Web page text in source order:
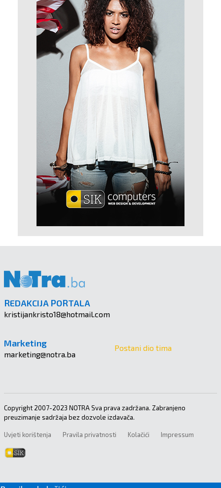
REDAKCIJA PORTALA
kristijankristo18@hotmail.com
Marketing
marketing@notra.ba
Postani dio tima
Copyright 2007-2023 NOTRA Sva prava zadržana. Zabranjeno
preuzimanje sadržaja bez dozvole izdavača.
Uvjeti korištenja Pravila privatnosti Kolačići Impressum